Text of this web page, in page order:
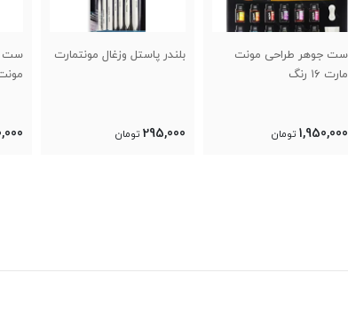
بلندر پاستل وزغال مونتمارت
295,000 تومان
ست مدادکنته سفید جامبو
250,000 تومان